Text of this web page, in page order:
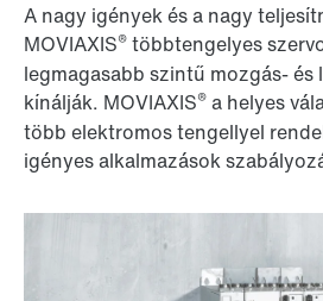
A nagy igények és a nagy
MOVIAXIS® többtengelyes
legmagasabb szintű mozgás-
kínálják. MOVIAXIS® a helyes
több elektromos tengellyel
igényes alkalmazások